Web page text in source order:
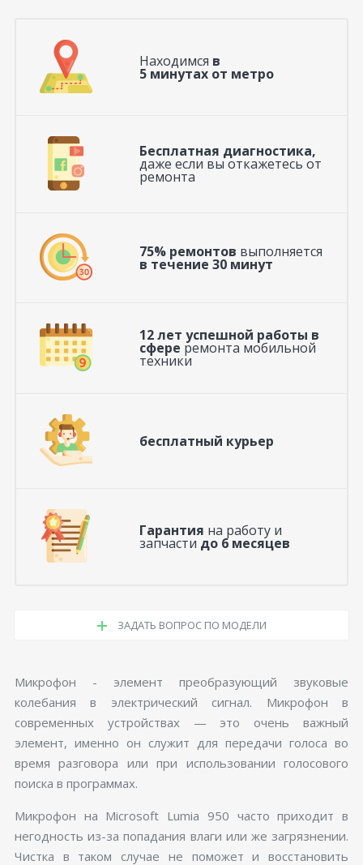
Находимся в
5 минутах от метро
Бесплатная диагностика,
даже если вы откажетесь от
ремонта
75% ремонтов выполняется
в течение 30 минут
12 лет успешной работы в
сфере ремонта мобильной
техники
бесплатный курьер
Гарантия на работу и
запчасти до 6 месяцев
ЗАДАТЬ ВОПРОС ПО МОДЕЛИ
Микрофон - элемент преобразующий звуковые
колебания в электрический сигнал. Микрофон в
современных устройствах — это очень важный
элемент, именно он служит для передачи голоса во
время разговора или при использовании голосового
поиска в программах.
Микрофон на Microsoft Lumia 950 часто приходит в
негодность из-за попадания влаги или же загрязнении.
Чистка в таком случае не поможет и восстановить